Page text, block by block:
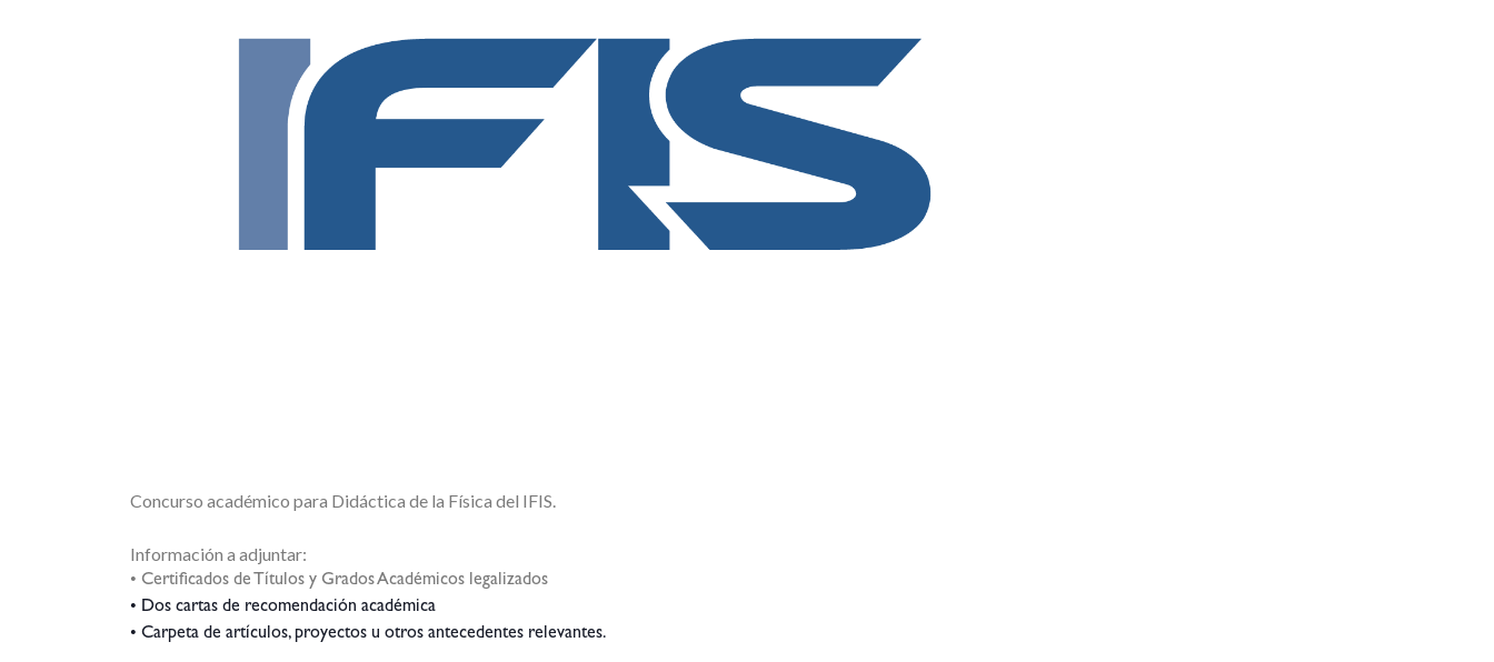
Concurso académico para Didáctica de la Física del IFIS.
Información a adjuntar:
• Certificados de Títulos y Grados Académicos legalizados
• Dos cartas de recomendación académica
• Carpeta de artículos, proyectos u otros antecedentes relevantes.